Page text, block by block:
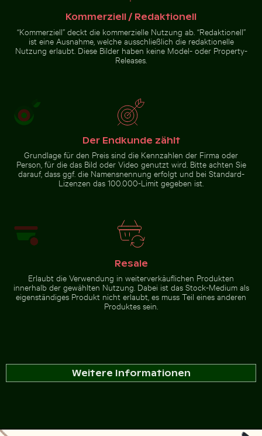
Traditionelles Wandgemälde
Kommerziell / Redaktionell
“Kommerziell” deckt die kommerzielle Nutzung ab. “Redaktionell”
ist eine Ausnahme, welche ausschließlich die redaktionelle
Nutzung erlaubt. Diese Bilder haben keine Model- oder Property-
Releases.
Der Endkunde zählt
Grundlage für den Preis sind die Kennzahlen der Firma oder
Person, für die das Bild oder Video genutzt wird. Bitte achten Sie
darauf, dass ggf. die Namensnennung erfolgt und bei Standard-
Lizenzen das 100.000-Limit gegeben ist.
Resale
Erlaubt die Verwendung in weiterverkäuflichen Produkten
innerhalb der gewählten Nutzung. Dabei ist das Stock-Medium als
eigenständiges Produkt nicht erlaubt, es muss Teil eines anderen
Produktes sein.
Weitere Informationen